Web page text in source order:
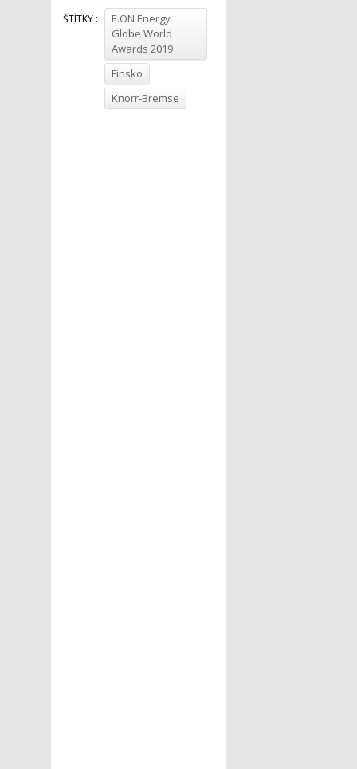
ŠTÍTKY :
E.ON Energy
Globe World
Awards 2019
Finsko
Knorr-Bremse